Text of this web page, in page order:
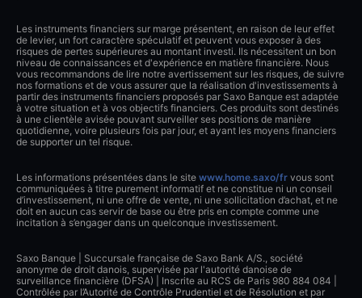
Les instruments financiers sur marge présentent, en raison de leur effet
de levier, un fort caractère spéculatif et peuvent vous exposer à des
risques de pertes supérieures au montant investi. Ils nécessitent un bon
niveau de connaissances et d'expérience en matière financière. Nous
vous recommandons de lire notre avertissement sur les risques, de suivre
nos formations et de vous assurer que la réalisation d'investissements à
partir des instruments financiers proposés par Saxo Banque est adaptée
à votre situation et à vos objectifs financiers. Ces produits sont destinés
à une clientèle avisée pouvant surveiller ses positions de manière
quotidienne, voire plusieurs fois par jour, et ayant les moyens financiers
de supporter un tel risque.
Les informations présentées dans le site www.home.saxo/fr vous sont
communiquées à titre purement informatif et ne constitue ni un conseil
d’investissement, ni une offre de vente, ni une sollicitation d’achat, et ne
doit en aucun cas servir de base ou être pris en compte comme une
incitation à s’engager dans un quelconque investissement.
Saxo Banque | Succursale française de Saxo Bank A/S., société
anonyme de droit danois, supervisée par l'autorité danoise de
surveillance financière (DFSA) | Inscrite au RCS de Paris 980 884 084 |
Contrôlée par l’Autorité de Contrôle Prudentiel et de Résolution et par